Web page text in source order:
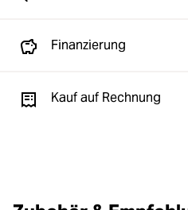
Finanzierung
Kauf auf Rechnung